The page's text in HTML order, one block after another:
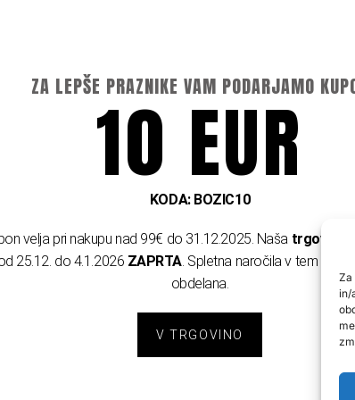
Za
in/
ZA LEPŠE PRAZNIKE VAM PODARJAMO
10 EUR
KODA: BOZIC10
velja pri nakupu nad 99€ do 31.12.2025. Naša trgovina v
25.12. do 4.1.2026 ZAPRTA. Spletna naročila v tem času
obdelana.
V TRGOVINO